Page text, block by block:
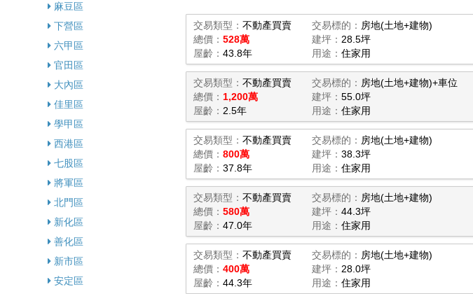
麻豆區
下營區
六甲區
官田區
大內區
佳里區
學甲區
西港區
七股區
將軍區
北門區
新化區
善化區
新市區
安定區
交易類型：不動產買賣 交易標的： 房地(土地+建物)
總價：528萬 建坪： 28.5坪
屋齡：43.8年 用途：住家用
交易類型：不動產買賣 交易標的： 房地(土地+建物)+車位
總價： 1,200萬 建坪：55.0坪
屋齡： 2.5年 用途：住家用
交易類型：不動產買賣 交易標的： 房地(土地+建物)
總價：800萬 建坪：38.3坪
屋齡：37.8年 用途：住家用
交易類型：不動產買賣 交易標的： 房地(土地+建物)
總價：580萬 建坪：44.3坪
屋齡：47.0年 用途：住家用
交易類型：不動產買賣 交易標的： 房地(土地+建物)
總價：400萬 建坪： 28.0坪
屋齡：44.3年 用途：住家用